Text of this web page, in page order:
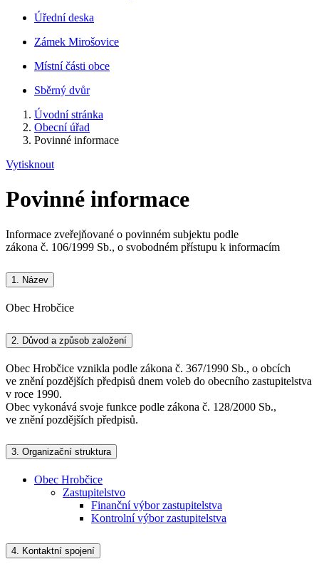
Úřední deska
Zámek Mirošovice
Místní části obce
Sběrný dvůr
Úvodní stránka
Obecní úřad
Povinné informace
Vytisknout
Povinné informace
Informace zveřejňované o povinném subjektu podle
zákona č. 106/1999 Sb., o svobodném přístupu k informacím
1. Název
Obec Hrobčice
2. Důvod a způsob založení
Obec Hrobčice vznikla podle zákona č. 367/1990 Sb., o obcích
ve znění pozdějších předpisů dnem voleb do obecního zastupitelstva
v roce 1990.
Obec vykonává svoje funkce podle zákona č. 128/2000 Sb.,
ve znění pozdějších předpisů.
3. Organizační struktura
Obec Hrobčice
Zastupitelstvo
Finanční výbor zastupitelstva
Kontrolní výbor zastupitelstva
4. Kontaktní spojení